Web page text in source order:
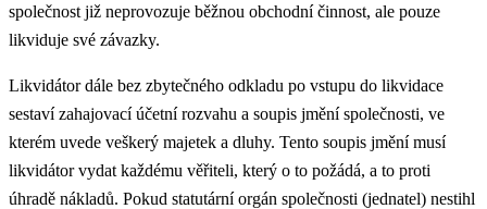
společnost již neprovozuje běžnou obchodní činnost, ale pouze
likviduje své závazky.​
Likvidátor dále bez zbytečného odkladu po vstupu do likvidace
sestaví zahajovací účetní rozvahu a soupis jmění společnosti, ve
kterém uvede veškerý majetek a dluhy. Tento soupis jmění musí
likvidátor vydat každému věřiteli, který o to požádá, a to proti
úhradě nákladů. Pokud statutární orgán společnosti (jednatel) nestihl